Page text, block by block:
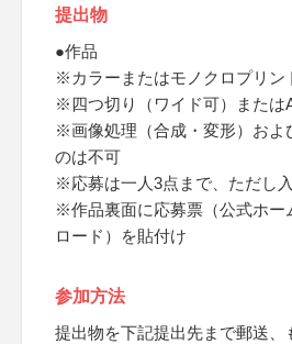
提出物
●作品
※カラーまたはモノクロプリン
※四つ切り（ワイド可）または
※画像処理（合成・変形）およ
のは不可
※応募は一人3点まで、ただし
※作品裏面に応募票（公式ホー
ロード）を貼付け
参加方法
提出物を下記提出先まで郵送、